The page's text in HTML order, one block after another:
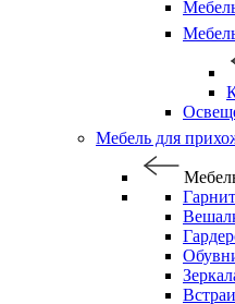
Мебель для